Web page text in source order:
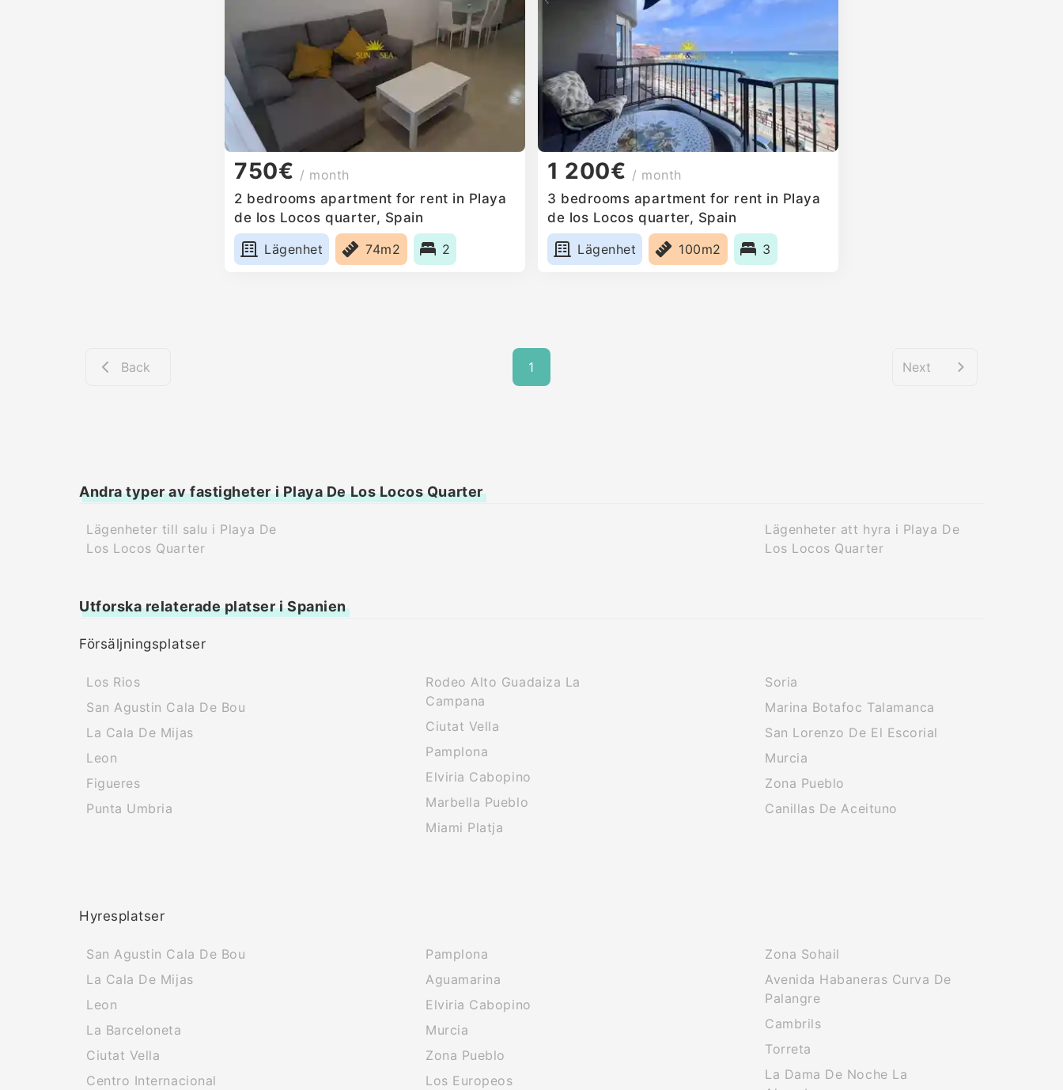
750€ / month
2 bedrooms apartment for rent in Playa
de los Locos quarter, Spain
Lägenhet
74m2 2
1 200€ / month
3 bedrooms apartment for rent in Playa
de los Locos quarter, Spain
Lägenhet
100m2 3
Back 1 Next
Andra typer av fastigheter i Playa De Los Locos Quarter
Lägenheter till salu i Playa De
Los Locos Quarter
Lägenheter att hyra i Playa De
Los Locos Quarter
Utforska relaterade platser i Spanien
Försäljningsplatser
Los Rios
San Agustin Cala De Bou
La Cala De Mijas
Leon
Figueres
Punta Umbria
Rodeo Alto Guadaiza La
Campana
Ciutat Vella
Pamplona
Elviria Cabopino
Marbella Pueblo
Miami Platja
Soria
Marina Botafoc Talamanca
San Lorenzo De El Escorial
Murcia
Zona Pueblo
Canillas De Aceituno
Hyresplatser
San Agustin Cala De Bou
La Cala De Mijas
Leon
La Barceloneta
Ciutat Vella
Centro Internacional
Pamplona
Aguamarina
Elviria Cabopino
Murcia
Zona Pueblo
Los Europeos
Zona Sohail
Avenida Habaneras Curva De
Palangre
Cambrils
Torreta
La Dama De Noche La